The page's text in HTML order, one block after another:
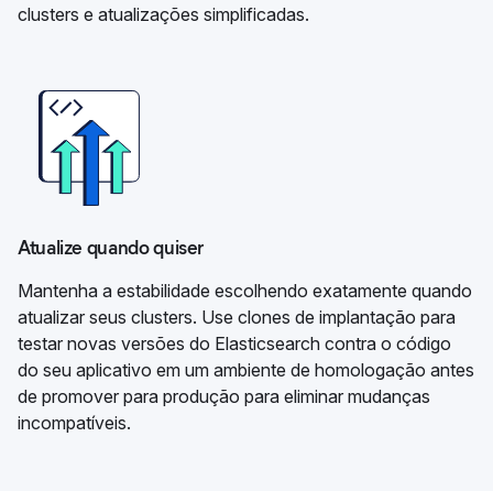
clusters e atualizações simplificadas.
Atualize quando quiser
Mantenha a estabilidade escolhendo exatamente quando
atualizar seus clusters. Use clones de implantação para
testar novas versões do Elasticsearch contra o código
do seu aplicativo em um ambiente de homologação antes
de promover para produção para eliminar mudanças
incompatíveis.